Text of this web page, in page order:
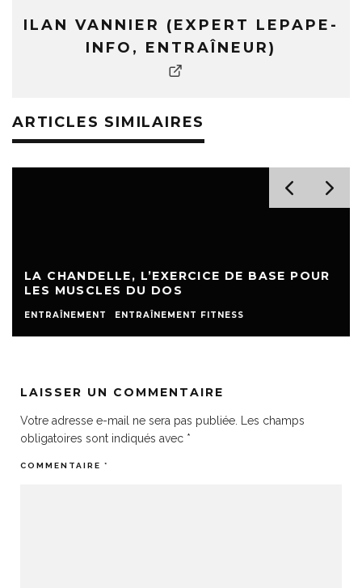
ILAN VANNIER (EXPERT LEPAPE-
INFO, ENTRAÎNEUR)
ARTICLES SIMILAIRES
LA CHANDELLE, L’EXERCICE DE BASE POUR
LES MUSCLES DU DOS
ENTRAÎNEMENT ENTRAÎNEMENT FITNESS
LAISSER UN COMMENTAIRE
Votre adresse e-mail ne sera pas publiée.
Les champs
obligatoires sont indiqués avec *
COMMENTAIRE *